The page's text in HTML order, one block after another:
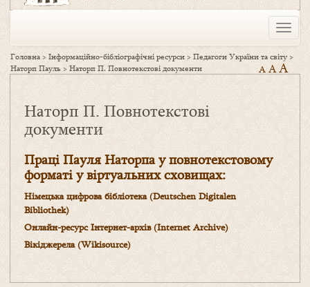
Toggle
Головна >Інформаційно-бібліографічні ресурси >Педагоги України та світу>
Наторп Пауль >Наторп П. Повнотекстові документи A AA
Наторп П. Повнотекстові
документи
ПраціПауля Наторпау повнотекстовому
форматі у віртуальних сховищах:
Німецька цифрова бібліотека (Deutschen Digitalen
Bibliothek)
Онлайн-ресурс Інтернет-архів (Internet Archive)
Вікіджерела (Wikisource)